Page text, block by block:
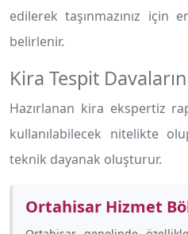
edilerek taşınmazınız
belirlenir.
Kira Tespit
Hazırlanan kira ekspertiz
kullanılabilecek nitelikte
teknik dayanak oluşturur.
Ortahisar Hizmet